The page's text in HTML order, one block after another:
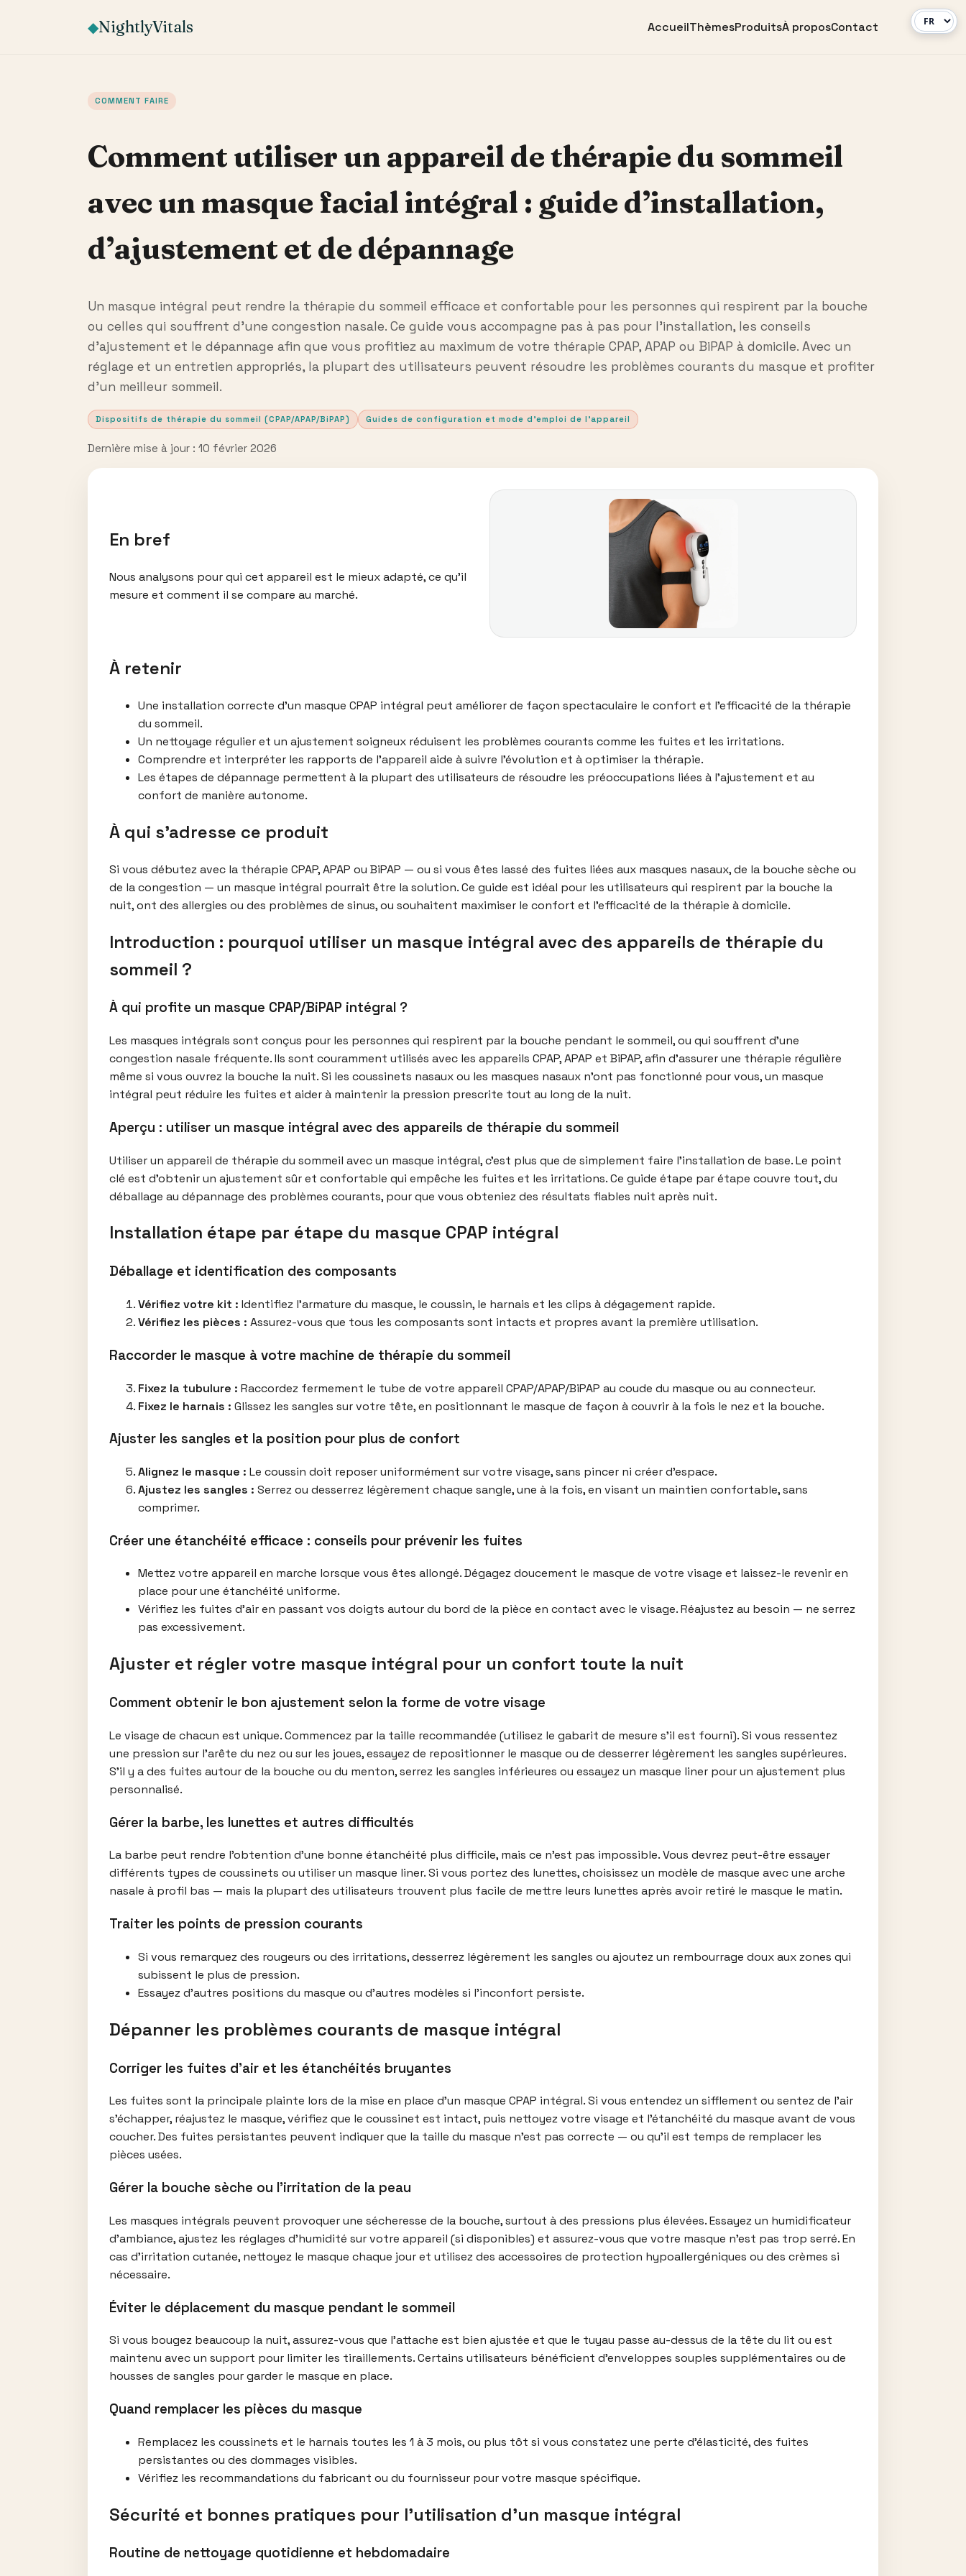
◆NightlyVitals AccueilThèmesProduitsÀ proposContact
COMMENT FAIRE
Comment utiliser un appareil de thérapie du sommeil
avec un masque facial intégral : guide d’installation,
d’ajustement et de dépannage
Un masque intégral peut rendre la thérapie du sommeil efficace et confortable pour les personnes qui respirent par la bouche
ou celles qui souffrent d’une congestion nasale. Ce guide vous accompagne pas à pas pour l’installation, les conseils
d’ajustement et le dépannage afin que vous profitiez au maximum de votre thérapie CPAP, APAP ou BiPAP à domicile. Avec un
réglage et un entretien appropriés, la plupart des utilisateurs peuvent résoudre les problèmes courants du masque et profiter
d’un meilleur sommeil.
Dispositifs de thérapie du sommeil (CPAP/APAP/BiPAP) Guides de configuration et mode d’emploi de l’appareil
Dernière mise à jour : 10 février 2026
En bref
Nous analysons pour qui cet appareil est le mieux adapté, ce qu’il
mesure et comment il se compare au marché.
À retenir
Une installation correcte d’un masque CPAP intégral peut améliorer de façon spectaculaire le confort et l’efficacité de la thérapie
du sommeil.
Un nettoyage régulier et un ajustement soigneux réduisent les problèmes courants comme les fuites et les irritations.
Comprendre et interpréter les rapports de l’appareil aide à suivre l’évolution et à optimiser la thérapie.
Les étapes de dépannage permettent à la plupart des utilisateurs de résoudre les préoccupations liées à l’ajustement et au
confort de manière autonome.
À qui s’adresse ce produit
Si vous débutez avec la thérapie CPAP, APAP ou BiPAP — ou si vous êtes lassé des fuites liées aux masques nasaux, de la bouche sèche ou
de la congestion — un masque intégral pourrait être la solution. Ce guide est idéal pour les utilisateurs qui respirent par la bouche la
nuit, ont des allergies ou des problèmes de sinus, ou souhaitent maximiser le confort et l’efficacité de la thérapie à domicile.
Introduction : pourquoi utiliser un masque intégral avec des appareils de thérapie du
sommeil ?
À qui profite un masque CPAP/BiPAP intégral ?
Les masques intégrals sont conçus pour les personnes qui respirent par la bouche pendant le sommeil, ou qui souffrent d’une
congestion nasale fréquente. Ils sont couramment utilisés avec les appareils CPAP, APAP et BiPAP, afin d’assurer une thérapie régulière
même si vous ouvrez la bouche la nuit. Si les coussinets nasaux ou les masques nasaux n’ont pas fonctionné pour vous, un masque
intégral peut réduire les fuites et aider à maintenir la pression prescrite tout au long de la nuit.
Aperçu : utiliser un masque intégral avec des appareils de thérapie du sommeil
Utiliser un appareil de thérapie du sommeil avec un masque intégral, c’est plus que de simplement faire l’installation de base. Le point
clé est d’obtenir un ajustement sûr et confortable qui empêche les fuites et les irritations. Ce guide étape par étape couvre tout, du
déballage au dépannage des problèmes courants, pour que vous obteniez des résultats fiables nuit après nuit.
Installation étape par étape du masque CPAP intégral
Déballage et identification des composants
Vérifiez votre kit : Identifiez l’armature du masque, le coussin, le harnais et les clips à dégagement rapide.
Vérifiez les pièces : Assurez-vous que tous les composants sont intacts et propres avant la première utilisation.
Raccorder le masque à votre machine de thérapie du sommeil
Fixez la tubulure : Raccordez fermement le tube de votre appareil CPAP/APAP/BiPAP au coude du masque ou au connecteur.
Fixez le harnais : Glissez les sangles sur votre tête, en positionnant le masque de façon à couvrir à la fois le nez et la bouche.
Ajuster les sangles et la position pour plus de confort
Alignez le masque : Le coussin doit reposer uniformément sur votre visage, sans pincer ni créer d’espace.
Ajustez les sangles : Serrez ou desserrez légèrement chaque sangle, une à la fois, en visant un maintien confortable, sans
comprimer.
Créer une étanchéité efficace : conseils pour prévenir les fuites
Mettez votre appareil en marche lorsque vous êtes allongé. Dégagez doucement le masque de votre visage et laissez-le revenir en
place pour une étanchéité uniforme.
Vérifiez les fuites d’air en passant vos doigts autour du bord de la pièce en contact avec le visage. Réajustez au besoin — ne serrez
pas excessivement.
Ajuster et régler votre masque intégral pour un confort toute la nuit
Comment obtenir le bon ajustement selon la forme de votre visage
Le visage de chacun est unique. Commencez par la taille recommandée (utilisez le gabarit de mesure s’il est fourni). Si vous ressentez
une pression sur l’arête du nez ou sur les joues, essayez de repositionner le masque ou de desserrer légèrement les sangles supérieures.
S’il y a des fuites autour de la bouche ou du menton, serrez les sangles inférieures ou essayez un masque liner pour un ajustement plus
personnalisé.
Gérer la barbe, les lunettes et autres difficultés
La barbe peut rendre l’obtention d’une bonne étanchéité plus difficile, mais ce n’est pas impossible. Vous devrez peut-être essayer
différents types de coussinets ou utiliser un masque liner. Si vous portez des lunettes, choisissez un modèle de masque avec une arche
nasale à profil bas — mais la plupart des utilisateurs trouvent plus facile de mettre leurs lunettes après avoir retiré le masque le matin.
Traiter les points de pression courants
Si vous remarquez des rougeurs ou des irritations, desserrez légèrement les sangles ou ajoutez un rembourrage doux aux zones qui
subissent le plus de pression.
Essayez d’autres positions du masque ou d’autres modèles si l’inconfort persiste.
Dépanner les problèmes courants de masque intégral
Corriger les fuites d’air et les étanchéités bruyantes
Les fuites sont la principale plainte lors de la mise en place d’un masque CPAP intégral. Si vous entendez un sifflement ou sentez de l’air
s’échapper, réajustez le masque, vérifiez que le coussinet est intact, puis nettoyez votre visage et l’étanchéité du masque avant de vous
coucher. Des fuites persistantes peuvent indiquer que la taille du masque n’est pas correcte — ou qu’il est temps de remplacer les
pièces usées.
Gérer la bouche sèche ou l’irritation de la peau
Les masques intégrals peuvent provoquer une sécheresse de la bouche, surtout à des pressions plus élevées. Essayez un humidificateur
d’ambiance, ajustez les réglages d’humidité sur votre appareil (si disponibles) et assurez-vous que votre masque n’est pas trop serré. En
cas d’irritation cutanée, nettoyez le masque chaque jour et utilisez des accessoires de protection hypoallergéniques ou des crèmes si
nécessaire.
Éviter le déplacement du masque pendant le sommeil
Si vous bougez beaucoup la nuit, assurez-vous que l’attache est bien ajustée et que le tuyau passe au-dessus de la tête du lit ou est
maintenu avec un support pour limiter les tiraillements. Certains utilisateurs bénéficient d’enveloppes souples supplémentaires ou de
housses de sangles pour garder le masque en place.
Quand remplacer les pièces du masque
Remplacez les coussinets et le harnais toutes les 1 à 3 mois, ou plus tôt si vous constatez une perte d’élasticité, des fuites
persistantes ou des dommages visibles.
Vérifiez les recommandations du fabricant ou du fournisseur pour votre masque spécifique.
Sécurité et bonnes pratiques pour l’utilisation d’un masque intégral
Routine de nettoyage quotidienne et hebdomadaire